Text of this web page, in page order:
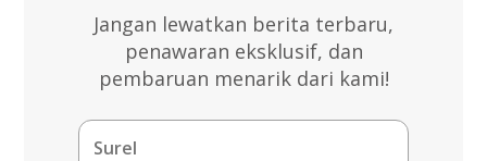
Jangan lewatkan berita terbaru,
penawaran eksklusif, dan
pembaruan menarik dari kami!